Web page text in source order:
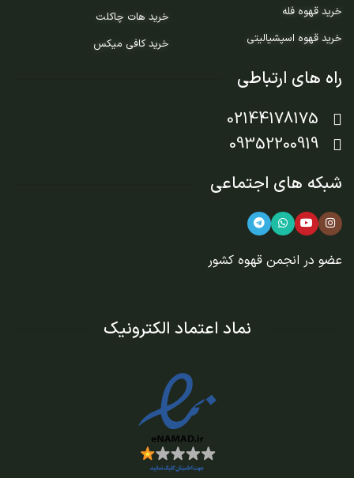
خرید قهوه فله
خرید قهوه اسپشیالیتی
خرید هات چاکلت
خرید کافی میکس
راه های ارتباطی
02144178175
09352200919
شبکه های اجتماعی
عضو در انجمن قهوه کشور
نماد اعتماد الکترونیک